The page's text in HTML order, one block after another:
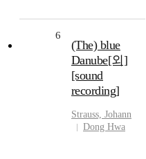
6
(The) blue
Danube[외]
[sound
recording]
Strauss, Johann
Dong Hwa